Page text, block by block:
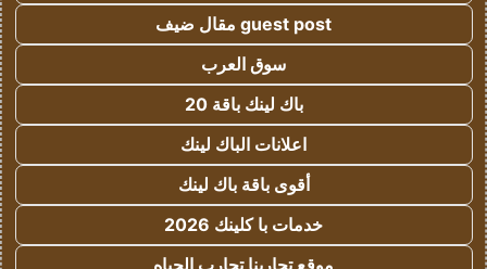
guest post مقال ضيف
سوق العرب
باك لينك باقة 20
اعلانات الباك لينك
أقوى باقة باك لينك
خدمات با كلينك 2026
موقع تجاربنا تجارب الحياه